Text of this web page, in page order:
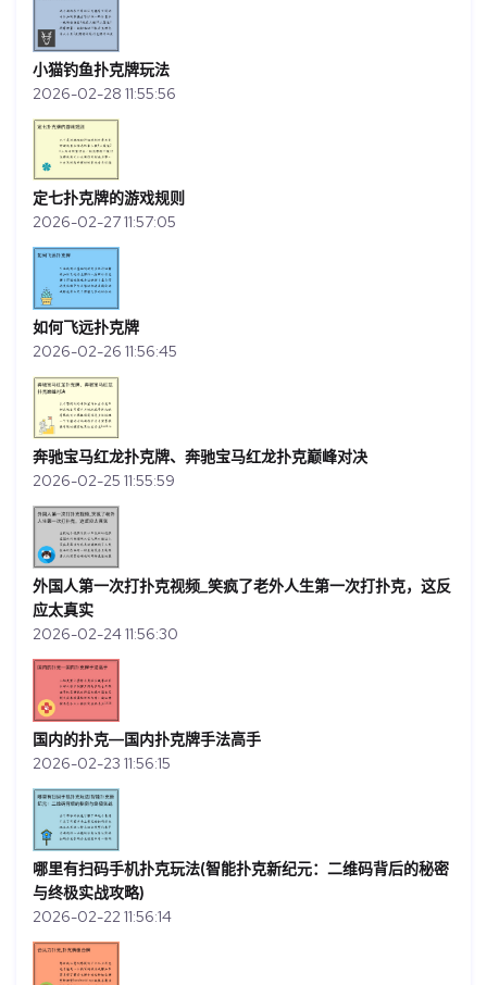
小猫钓鱼扑克牌玩法
2026-02-28 11:55:56
定七扑克牌的游戏规则
2026-02-27 11:57:05
如何飞远扑克牌
2026-02-26 11:56:45
奔驰宝马红龙扑克牌、奔驰宝马红龙扑克巅峰对决
2026-02-25 11:55:59
外国人第一次打扑克视频_笑疯了老外人生第一次打扑克，这反
应太真实
2026-02-24 11:56:30
国内的扑克—国内扑克牌手法高手
2026-02-23 11:56:15
哪里有扫码手机扑克玩法(智能扑克新纪元：二维码背后的秘密
与终极实战攻略)
2026-02-22 11:56:14